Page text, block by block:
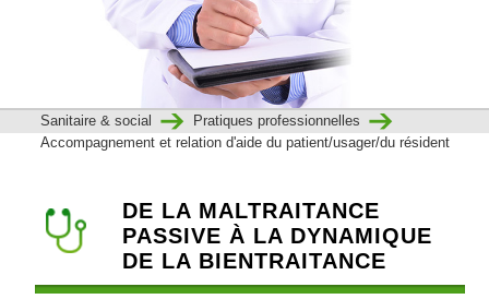
Sanitaire & social
Pratiques professionnelles
Accompagnement et relation d'aide du patient/usager/du résident
DE LA MALTRAITANCE
PASSIVE À LA DYNAMIQUE
DE LA BIENTRAITANCE